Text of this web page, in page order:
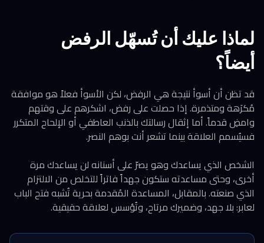
لماذا عليك أن تُسهّل الرفض
أيضاً؟
قد تظن أن أسوأ نتيجة هي الرفض، لكن الأسوأ فعلاً هو موافقة
مُكرَهة ومتذمرة. إذا حصلت على رفض، اشكرهم على وقتهم
وامضِ قدماً. أما إثقال رسالتك بالذنب العاطفي أو الإلحاح المتكرر
فسيُسمم العلاقة بينما تشعر أنت بوهم النصر.
الشخص الذي يساعدك وهو يصرّ على أسنانه لن يساعدك مرة
أخرى، وحتى مساعدته ستكون جهداً فاتراً للتخلص من الالتزام
الذي صنعته. بالمقابل، المساعدة المُقدمة بحرية تُشبه فتح الباب
لعابر: بلا جهد، وضميرك مرتاح، وتُؤسس لعلاقة حقيقية.